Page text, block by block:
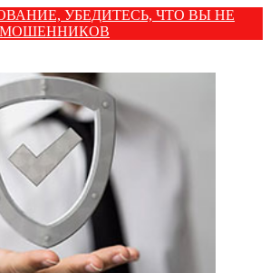
УБЕДИТЕСЬ, ЧТО ВЫ НЕ
МОШЕННИКОВ